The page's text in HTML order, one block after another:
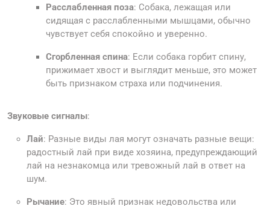
Расслабленная поза: Собака, лежащая или
сидящая с расслабленными мышцами, обычно
чувствует себя спокойно и уверенно.
Сгорбленная спина: Если собака горбит спину,
прижимает хвост и выглядит меньше, это может
быть признаком страха или подчинения.
Звуковые сигналы:
Лай: Разные виды лая могут означать разные вещи:
радостный лай при виде хозяина, предупреждающий
лай на незнакомца или тревожный лай в ответ на
шум.
Рычание: Это явный признак недовольства или